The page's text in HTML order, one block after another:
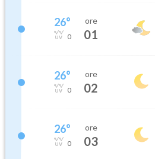
26°
0
ore
01
26°
0
ore
02
26°
0
ore
03